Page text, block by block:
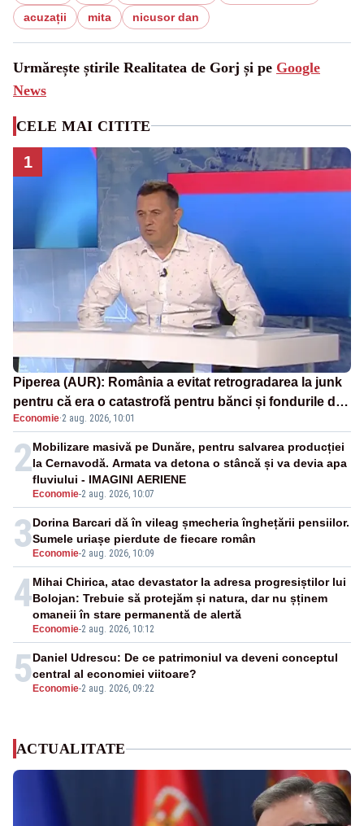
acuzații
mita nicusor dan
Urmărește știrile Realitatea de Gorj și pe Google
News
CELE MAI CITITE
1
Piperea (AUR): România a evitat retrogradarea la junk
pentru că era o catastrofă pentru bănci și fondurile de
pensii
Economie·2 aug. 2026, 10:01
2
Economie-2 aug. 2026, 10:07
Mobilizare masivă pe Dunăre, pentru salvarea producției
la Cernavodă. Armata va detona o stâncă și va devia apa
fluviului - IMAGINI AERIENE
3 Economie-2 aug. 2026, 10:09
Dorina Barcari dă în vileag șmecheria înghețării pensiilor.
Sumele uriașe pierdute de fiecare român
4
Economie-2 aug. 2026, 10:12
Mihai Chirica, atac devastator la adresa progresiștilor lui
Bolojan: Trebuie să protejăm și natura, dar nu șținem
omaneii în stare permanentă de alertă
5 Economie-2 aug. 2026, 09:22
Daniel Udrescu: De ce patrimoniul va deveni conceptul
central al economiei viitoare?
ACTUALITATE